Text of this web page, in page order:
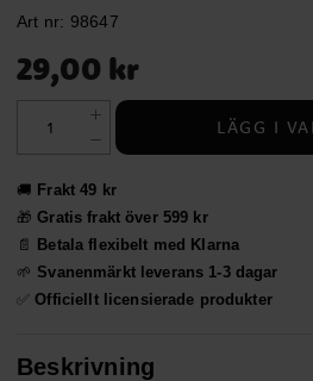
Art nr: 98647
Pris: 29,00 kr
29,00 kr
LÄGG I
🚚 Frakt 49 kr
🎁Gratis frakt över 599 kr
📄
Betala flexibelt med Klarna
🌱 Svanenmärkt leverans 1-3 dagar
✅Officiellt licensierade produkter
Beskrivning